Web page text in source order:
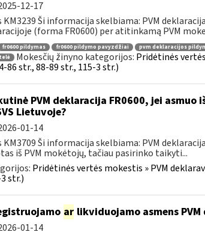
12-17
Ši informacija skelbiama: PVM
(forma FR0600) per atitinkamą PVM
fr0600 pildymas fr0600 pildymo pavyzdžiai pvm deklaracijos
Mokesčių žinyno kategorijos: Pridėtinės
86 str., 88-89 str., 115-3 str.)
PVM deklaracija FR0600, jei asmuo
Lietuvoje?
01-14
Ši informacija skelbiama: PVM
iš PVM mokėtojų, tačiau pasirinko taikyti...
Pridėtinės vertės mokestis » PVM
str.)
arlikviduojamo asmens PVM
01-14